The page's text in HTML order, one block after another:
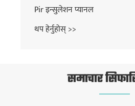
Pir इन्सुलेशन प्यानल
थप हेर्नुहोस् >>
समाचार